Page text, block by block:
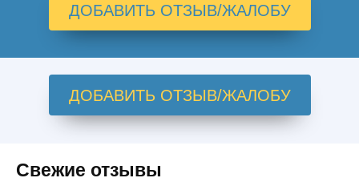
ДОБАВИТЬ ОТЗЫВ/ЖАЛОБУ
ДОБАВИТЬ ОТЗЫВ/ЖАЛОБУ
Свежие отзывы